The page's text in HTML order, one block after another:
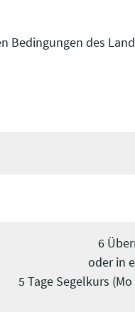
Bedingungen des
6
oder in
5 Tage Segelkurs